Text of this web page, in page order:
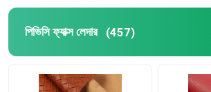
পিভিসি ফ্যাক্স লেদার (457)